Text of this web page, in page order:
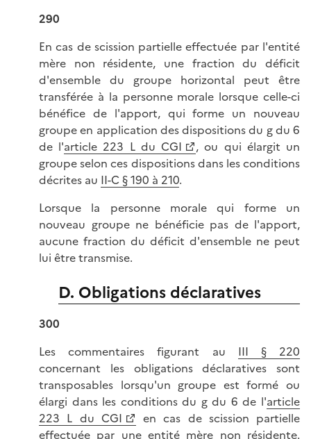
290
En cas de scission partielle effectuée par l'entité
mère non résidente, une fraction du déficit
d'ensemble du groupe horizontal peut être
transférée à la personne morale lorsque celle-ci
bénéfice de l'apport, qui forme un nouveau
groupe en application des dispositions du g du 6
de l'article 223 L du CGI
, ou qui élargit un
groupe selon ces dispositions dans les conditions
décrites au II-C § 190 à 210.
Lorsque la personne morale qui forme un
nouveau groupe ne bénéficie pas de l'apport,
aucune fraction du déficit d'ensemble ne peut
lui être transmise.
D. Obligations déclaratives
300
Les commentaires figurant au III § 220
concernant les obligations déclaratives sont
transposables lorsqu'un groupe est formé ou
élargi dans les conditions du g du 6 de l'article
223 L du CGI
en cas de scission partielle
effectuée par une entité mère non résidente.